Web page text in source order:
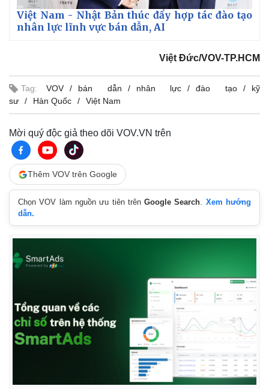
Bất động sản
Khởi nghiệp
Thị trường
Giá vàng
Tiêu dùng
Chứng khoán
Việt Nam - Nhật Bản thúc đẩy hợp tác đào tạo
nhân lực lĩnh vực bán dẫn, AI
Việt Đức/VOV-TP.HCM
Tag: VOV bán dẫn nhân lực đào tạo
kỹ
sư
Hàn Quốc Việt Nam
Mời quý độc giả theo dõi VOV.VN trên
Thêm VOV trên Google
Chọn VOV làm nguồn ưu tiên trênGoogle Search. Xem hướng
dẫn.